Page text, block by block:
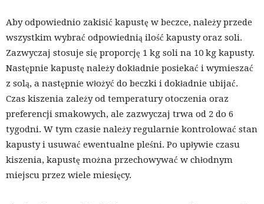
Aby odpowiednio zakisić kapustę w beczce, należy przede
wszystkim wybrać odpowiednią ilość kapusty oraz soli.
Zazwyczaj stosuje się proporcję 1 kg soli na 10 kg kapusty.
Następnie kapustę należy dokładnie posiekać i wymieszać
z solą, a następnie włożyć do beczki i dokładnie ubijać.
Czas kiszenia zależy od temperatury otoczenia oraz
preferencji smakowych, ale zazwyczaj trwa od 2 do 6
tygodni. W tym czasie należy regularnie kontrolować stan
kapusty i usuwać ewentualne pleśni. Po upływie czasu
kiszenia, kapustę można przechowywać w chłodnym
miejscu przez wiele miesięcy.